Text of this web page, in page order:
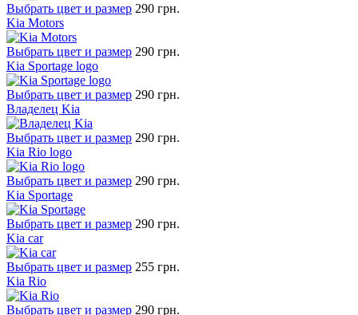
Выбрать цвет и размер 290 грн.
Kia Motors
Выбрать цвет и размер 290 грн.
Kia Sportage logo
Выбрать цвет и размер 290 грн.
Владелец Kia
Выбрать цвет и размер 290 грн.
Kia Rio logo
Выбрать цвет и размер 290 грн.
Kia Sportage
Выбрать цвет и размер 290 грн.
Kia car
Выбрать цвет и размер 255 грн.
Kia Rio
Выбрать цвет и размер 290 грн.